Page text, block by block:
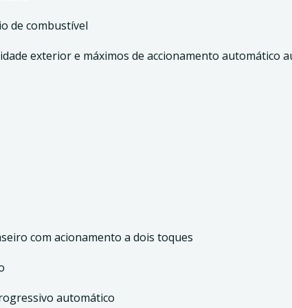
de combustível
exterior e máximos de accionamento automático
com acionamento a dois toques
automático